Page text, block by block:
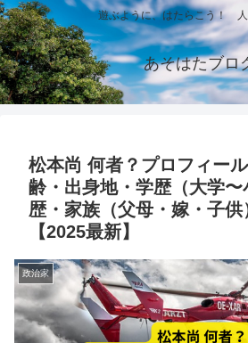
遊ぶように、はたらこう！
あそはたブロ
松本尚 何者？プロフィー
齢・出身地・学歴（大学
歴・家族（父母・嫁・子
【2025最新】
政治家